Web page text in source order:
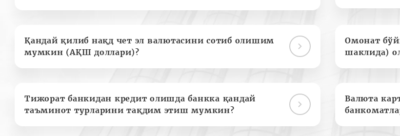
Қандай қилиб нақд чет эл валютасини сотиб олишим
мумкин (АҚШ доллари)?
Омонат
шаклида)
Тижорат банкидан кредит олишда банкка қандай
таъминот турларини тақдим этиш мумкин?
Валюта